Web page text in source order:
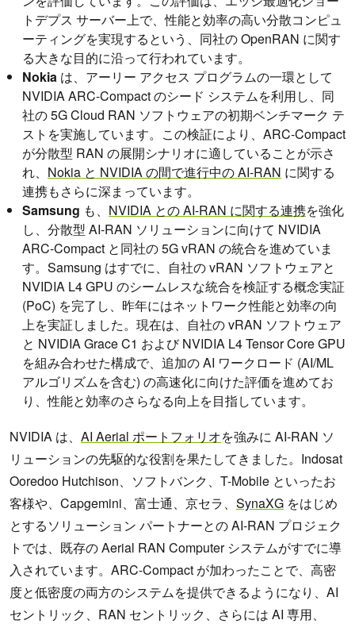
トデプス サーバー上で、性能と効率の高い分散コンピュ
ーティングを実現するという、同社の OpenRAN に関す
る大きな目的に沿って行われています。
Nokia は、アーリー アクセス プログラムの一環として
NVIDIA ARC-Compact のシード システムを利用し、同
社の 5G Cloud RAN ソフトウェアの初期ベンチマーク テ
ストを実施しています。この検証により、ARC-Compact
が分散型 RAN の展開シナリオに適していることが示さ
れ、 Nokia と NVIDIA の間で進行中の AI-RAN に関する
連携もさらに深まっています。
Samsung も、 NVIDIA との AI-RAN に関する連携を強化
し、分散型 AI-RAN ソリューションに向けて NVIDIA
ARC-Compact と同社の 5G vRAN の統合を進めていま
す。Samsung はすでに、自社の vRAN ソフトウェアと
NVIDIA L4 GPU のシームレスな統合を検証する概念実証
(PoC) を完了し、昨年にはネットワーク性能と効率の向
上を実証しました。現在は、自社の vRAN ソフトウェア
と NVIDIA Grace C1 および NVIDIA L4 Tensor Core GPU
を組み合わせた構成で、追加の AI ワークロード (AI/ML
アルゴリズムを含む) の高速化に向けた評価を進めてお
り、性能と効率のさらなる向上を目指しています。
NVIDIA は、 AI Aerial ポートフォリオを強みに AI-RAN ソ
リューションの先駆的な役割を果たしてきました。Indosat
Ooredoo Hutchison、ソフトバンク、T-Mobile といったお
客様や、Capgemini、富士通、京セラ、 SynaXG をはじめ
とするソリューション パートナーとの AI-RAN プロジェク
トでは、既存の Aerial RAN Computer システムがすでに導
入されています。ARC-Compact が加わったことで、高密
度と低密度の両方のシステムを提供できるようになり、AI
セントリック、RAN セントリック、さらには AI 専用、